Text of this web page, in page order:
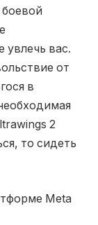
вас.
от
в
2
то сидеть
Meta